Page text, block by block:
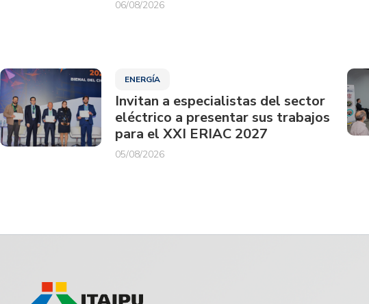
06/08/2026
ENERGÍA
Invitan a especialistas del sector
eléctrico a presentar sus trabajos
para el XXI ERIAC 2027
05/08/2026